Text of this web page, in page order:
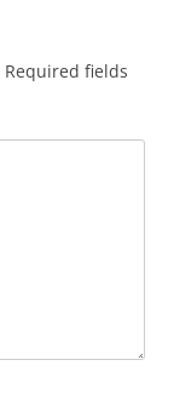
Required fields